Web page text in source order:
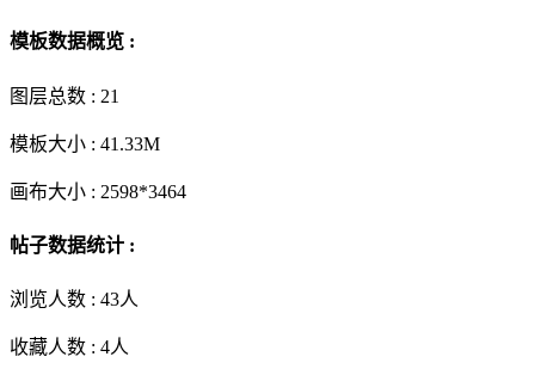
模板数据概览 :
图层总数 : 21
模板大小 : 41.33M
画布大小 : 2598*3464
帖子数据统计 :
浏览人数 : 43人
收藏人数 : 4人